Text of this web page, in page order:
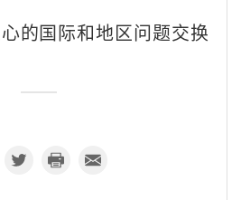
的国际和地区问题交换